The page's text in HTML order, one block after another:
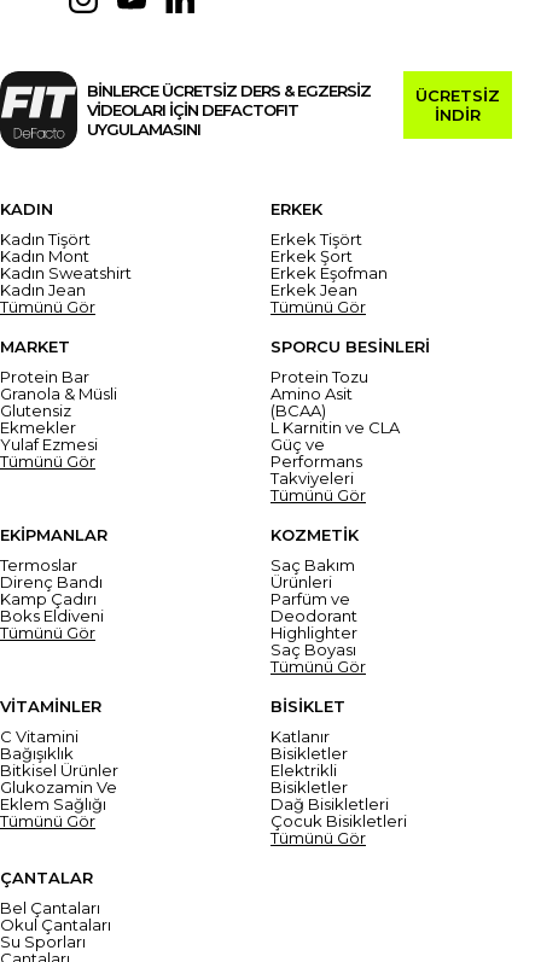
BİNLERCE ÜCRETSİZ DERS & EGZERSİZ
VİDEOLARI İÇİN DEFACTOFIT
UYGULAMASINI
ÜCRETSİZ
İNDİR
KADIN
Kadın Tişört
Kadın Mont
Kadın Sweatshirt
Kadın Jean
Tümünü Gör
ERKEK
Erkek Tişört
Erkek Şort
Erkek Eşofman
Erkek Jean
Tümünü Gör
MARKET
Protein Bar
Granola & Müsli
Glutensiz
Ekmekler
Yulaf Ezmesi
Tümünü Gör
SPORCU BESİNLERİ
Protein Tozu
Amino Asit
(BCAA)
L Karnitin ve CLA
Güç ve
Performans
Takviyeleri
Tümünü Gör
EKİPMANLAR
Termoslar
Direnç Bandı
Kamp Çadırı
Boks Eldiveni
Tümünü Gör
KOZMETİK
Saç Bakım
Ürünleri
Parfüm ve
Deodorant
Highlighter
Saç Boyası
Tümünü Gör
VİTAMİNLER
C Vitamini
Bağışıklık
Bitkisel Ürünler
Glukozamin Ve
Eklem Sağlığı
Tümünü Gör
BİSİKLET
Katlanır
Bisikletler
Elektrikli
Bisikletler
Dağ Bisikletleri
Çocuk Bisikletleri
Tümünü Gör
ÇANTALAR
Bel Çantaları
Okul Çantaları
Su Sporları